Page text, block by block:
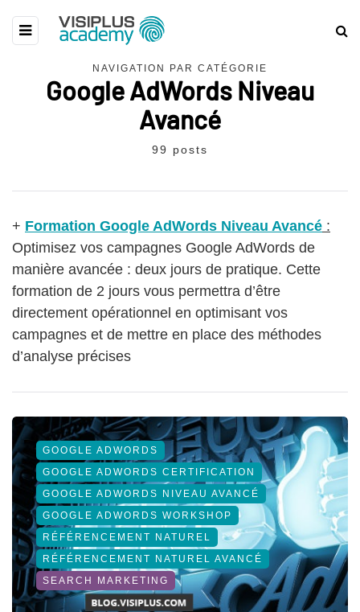
NAVIGATION PAR CATÉGORIE
Google AdWords Niveau
Avancé
99 posts
+ Formation Google AdWords Niveau Avancé :
Optimisez vos campagnes Google AdWords de
manière avancée : deux jours de pratique. Cette
formation de 2 jours vous permettra d’être
directement opérationnel en optimisant vos
campagnes et de mettre en place des méthodes
d’analyse précises
GOOGLE ADWORDS
GOOGLE ADWORDS CERTIFICATION
GOOGLE ADWORDS NIVEAU AVANCÉ
GOOGLE ADWORDS WORKSHOP
RÉFÉRENCEMENT NATUREL
RÉFÉRENCEMENT NATUREL AVANCÉ
SEARCH MARKETING